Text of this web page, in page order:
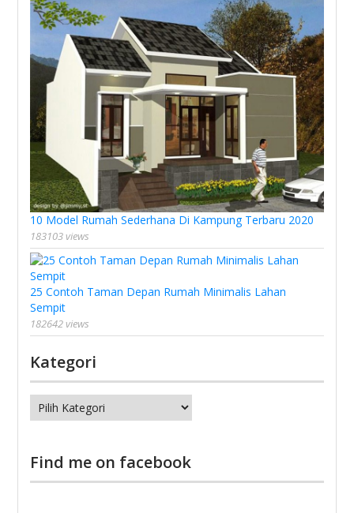
10 Model Rumah Sederhana Di Kampung Terbaru 2020
183103 views
25 Contoh Taman Depan Rumah Minimalis Lahan
Sempit
182642 views
Kategori
Kategori
Find me on facebook